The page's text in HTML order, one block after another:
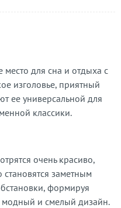
место для сна и отдыха с
изголовье, приятный
ее универсальной для
классики.
очень красиво,
заметным
формируя
и смелый дизайн.